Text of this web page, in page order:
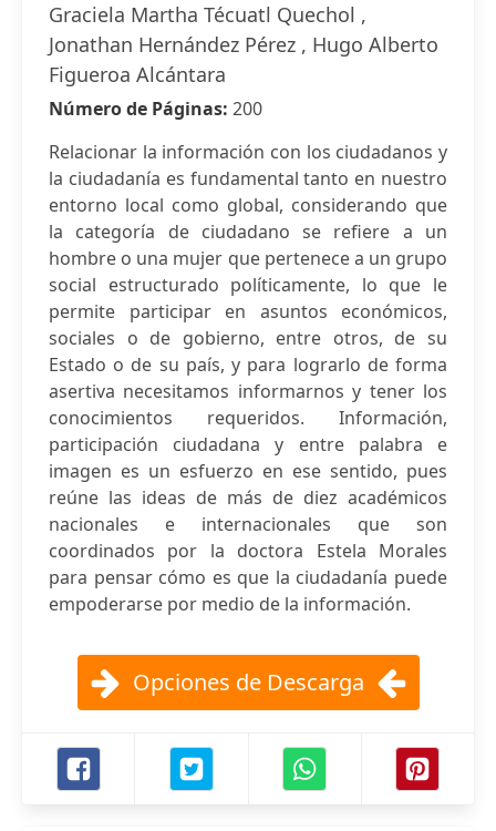
Graciela Martha Técuatl Quechol ,
Jonathan Hernández Pérez , Hugo Alberto
Figueroa Alcántara
Número de Páginas: 200
Relacionar la información con los ciudadanos y
la ciudadanía es fundamental tanto en nuestro
entorno local como global, considerando que
la categoría de ciudadano se refiere a un
hombre o una mujer que pertenece a un grupo
social estructurado políticamente, lo que le
permite participar en asuntos económicos,
sociales o de gobierno, entre otros, de su
Estado o de su país, y para lograrlo de forma
asertiva necesitamos informarnos y tener los
conocimientos requeridos. Información,
participación ciudadana y entre palabra e
imagen es un esfuerzo en ese sentido, pues
reúne las ideas de más de diez académicos
nacionales e internacionales que son
coordinados por la doctora Estela Morales
para pensar cómo es que la ciudadanía puede
empoderarse por medio de la información.
Opciones de Descarga